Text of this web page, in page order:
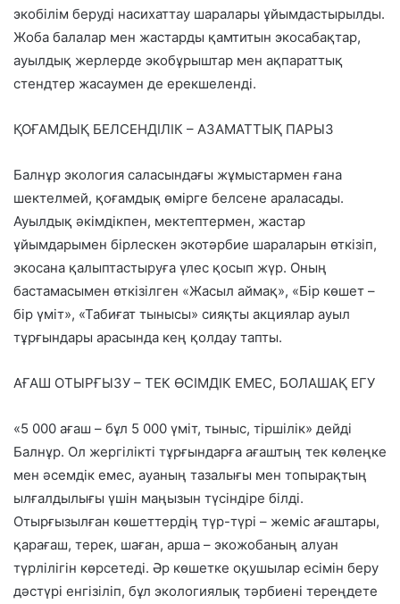
экобілім беруді насихаттау шаралары ұйымдастырылды.
Жоба балалар мен жастарды қамтитын экосабақтар,
ауылдық жерлерде экобұрыштар мен ақпараттық
стендтер жасаумен де ерекшеленді.
ҚОҒАМДЫҚ БЕЛСЕНДІЛІК – АЗАМАТТЫҚ ПАРЫЗ
Балнұр экология саласындағы жұмыстармен ғана
шектелмей, қоғамдық өмірге белсене араласады.
Ауылдық әкімдікпен, мектептермен, жастар
ұйымдарымен бірлескен экотәрбие шараларын өткізіп,
экосана қалыптастыруға үлес қосып жүр. Оның
бастамасымен өткізілген «Жасыл аймақ», «Бір көшет –
бір үміт», «Табиғат тынысы» сияқты акциялар ауыл
тұрғындары арасында кең қолдау тапты.
АҒАШ ОТЫРҒЫЗУ – ТЕК ӨСІМДІК ЕМЕС, БОЛАШАҚ ЕГУ
«5 000 ағаш – бұл 5 000 үміт, тыныс, тіршілік» дейді
Балнұр. Ол жергілікті тұрғындарға ағаштың тек көлеңке
мен әсемдік емес, ауаның тазалығы мен топырақтың
ылғалдылығы үшін маңызын түсіндіре білді.
Отырғызылған көшеттердің түр-түрі – жеміс ағаштары,
қарағаш, терек, шаған, арша – экожобаның алуан
түрлілігін көрсетеді. Әр көшетке оқушылар есімін беру
дәстүрі енгізіліп, бұл экологиялық тәрбиені тереңдете